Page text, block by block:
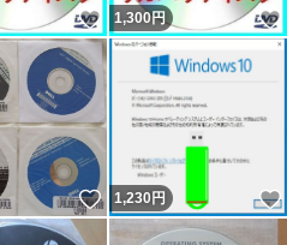
いいね！
1,300円
いいね！
1,230 円